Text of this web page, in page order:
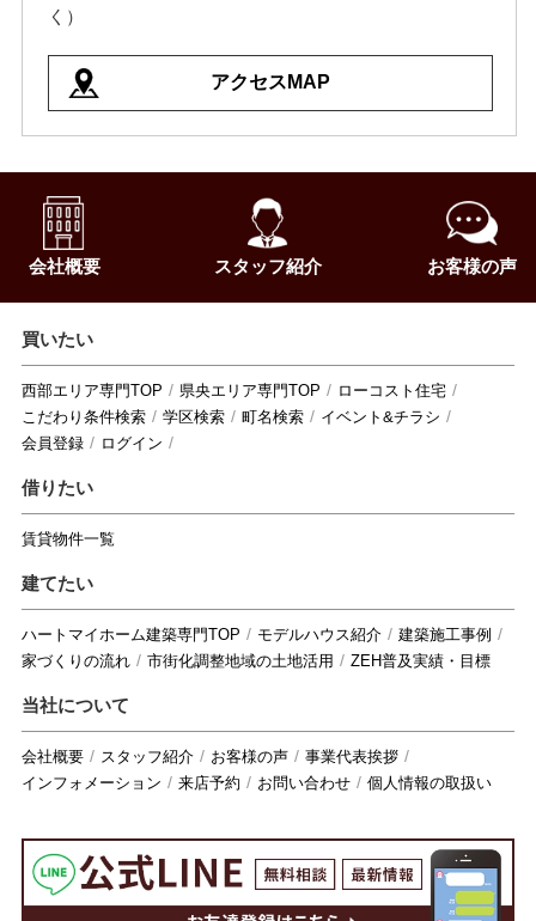
く）
アクセスMAP
会社概要 スタッフ紹介 お客様の声
買いたい
西部エリア専門TOP 県央エリア専門TOP
ローコスト住宅
こだわり条件検索
学区検索 町名検索
イベント&チラシ
会員登録
ログイン
借りたい
賃貸物件一覧
建てたい
ハートマイホーム建築専門TOP モデルハウス紹介
建築施工事例
家づくりの流れ
市街化調整地域の土地活用 ZEH普及実績・目標
当社について
会社概要 スタッフ紹介 お客様の声
事業代表挨拶
インフォメーション
来店予約 お問い合わせ 個人情報の取扱い